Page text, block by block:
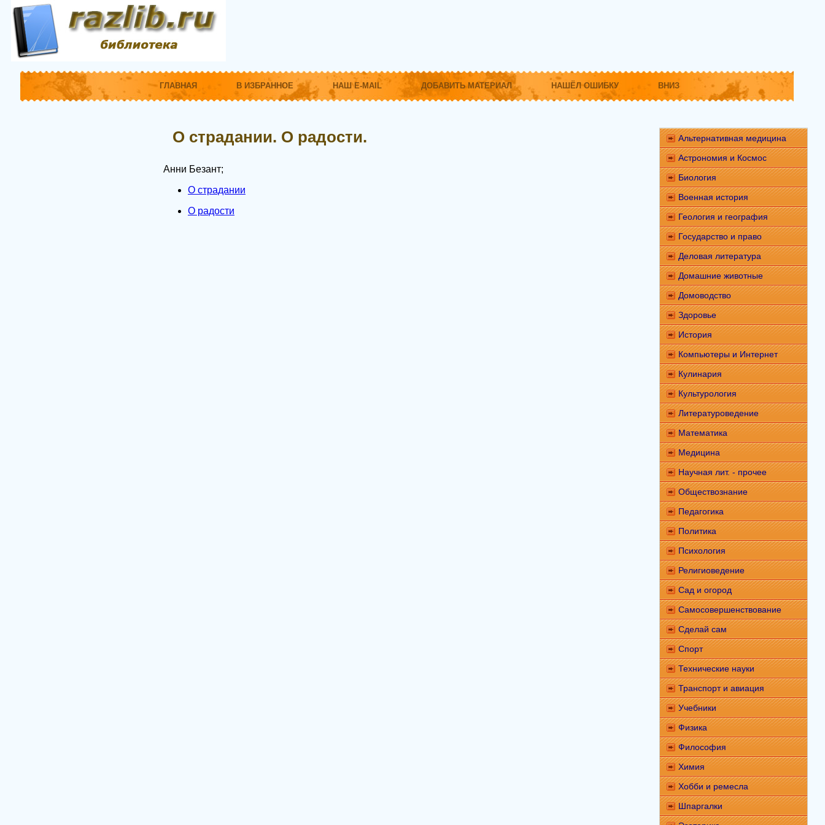
ГЛАВНАЯ В ИЗБРАННОЕ НАШ E-MAIL ДОБАВИТЬ МАТЕРИАЛ НАШЁЛ ОШИБКУ ВНИЗ
О страдании. О радости.
Анни Безант;
О страдании
О радости
Альтернативная медицина
Астрономия и Космос
Биология
Военная история
Геология и география
Государство и право
Деловая литература
Домашние животные
Домоводство
Здоровье
История
Компьютеры и Интернет
Кулинария
Культурология
Литературоведение
Математика
Медицина
Научная лит. - прочее
Обществознание
Педагогика
Политика
Психология
Религиоведение
Сад и огород
Самосовершенствование
Сделай сам
Спорт
Технические науки
Транспорт и авиация
Учебники
Физика
Философия
Химия
Хобби и ремесла
Шпаргалки